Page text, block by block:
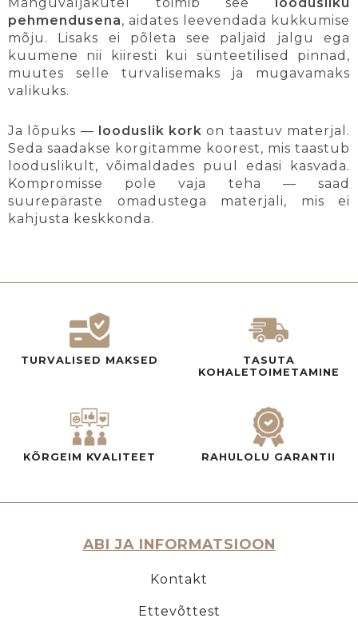
Mänguväljakutel toimib see
loodusliku
pehmendusena, aidates leevendada kukkumise
mõju. Lisaks ei põleta see paljaid jalgu ega
kuumene nii kiiresti kui sünteetilised pinnad,
muutes selle turvalisemaks ja mugavamaks
valikuks.
Ja lõpuks — looduslik kork on taastuv materjal.
Seda saadakse korgitamme koorest, mis taastub
looduslikult, võimaldades puul edasi kasvada.
Kompromisse pole vaja teha — saad
suurepäraste omadustega materjali, mis ei
kahjusta keskkonda.
TURVALISED MAKSED
TASUTA
KOHALETOIMETAMINE
KÕRGEIM KVALITEET RAHULOLU GARANTII
ABI JA INFORMATSIOON
Kontakt
Ettevõttest